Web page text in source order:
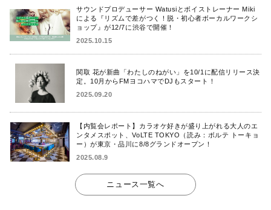
サウンドプロデューサー Watusiとボイストレーナー Miki
による『リズムで差がつく！脱・初心者ボーカルワークシ
ョップ』が12/7に渋谷で開催！
2025.10.15
関取 花が新曲「わたしのねがい」を10/1に配信リリース決
定。10月からFMヨコハマでDJもスタート！
2025.09.20
【内覧会レポート】カラオケ好きが盛り上がれる大人のエ
ンタメスポット、VoLTE TOKYO（読み：ボルテ トーキョ
ー）が東京・品川に8/8グランドオープン！
2025.08.9
ニュース一覧へ